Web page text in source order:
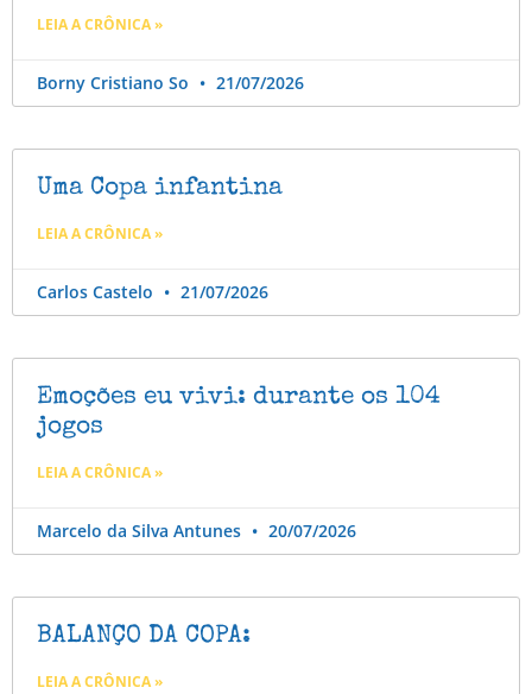
LEIA A CRÔNICA »
Borny Cristiano So 21/07/2026
Uma Copa infantina
LEIA A CRÔNICA »
Carlos Castelo 21/07/2026
Emoções eu vivi: durante os 104
jogos
LEIA A CRÔNICA »
Marcelo da Silva Antunes 20/07/2026
BALANÇO DA COPA:
LEIA A CRÔNICA »